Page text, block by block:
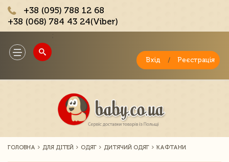
+38 (095) 788 12 68
+38 (068) 784 43 24(Viber)
Toggle
navigation
Вхід / Реєстрація
ГОЛОВНА ДЛЯ ДІТЕЙ ОДЯГ ДИТЯЧИЙ ОДЯГ КАФТАНИ